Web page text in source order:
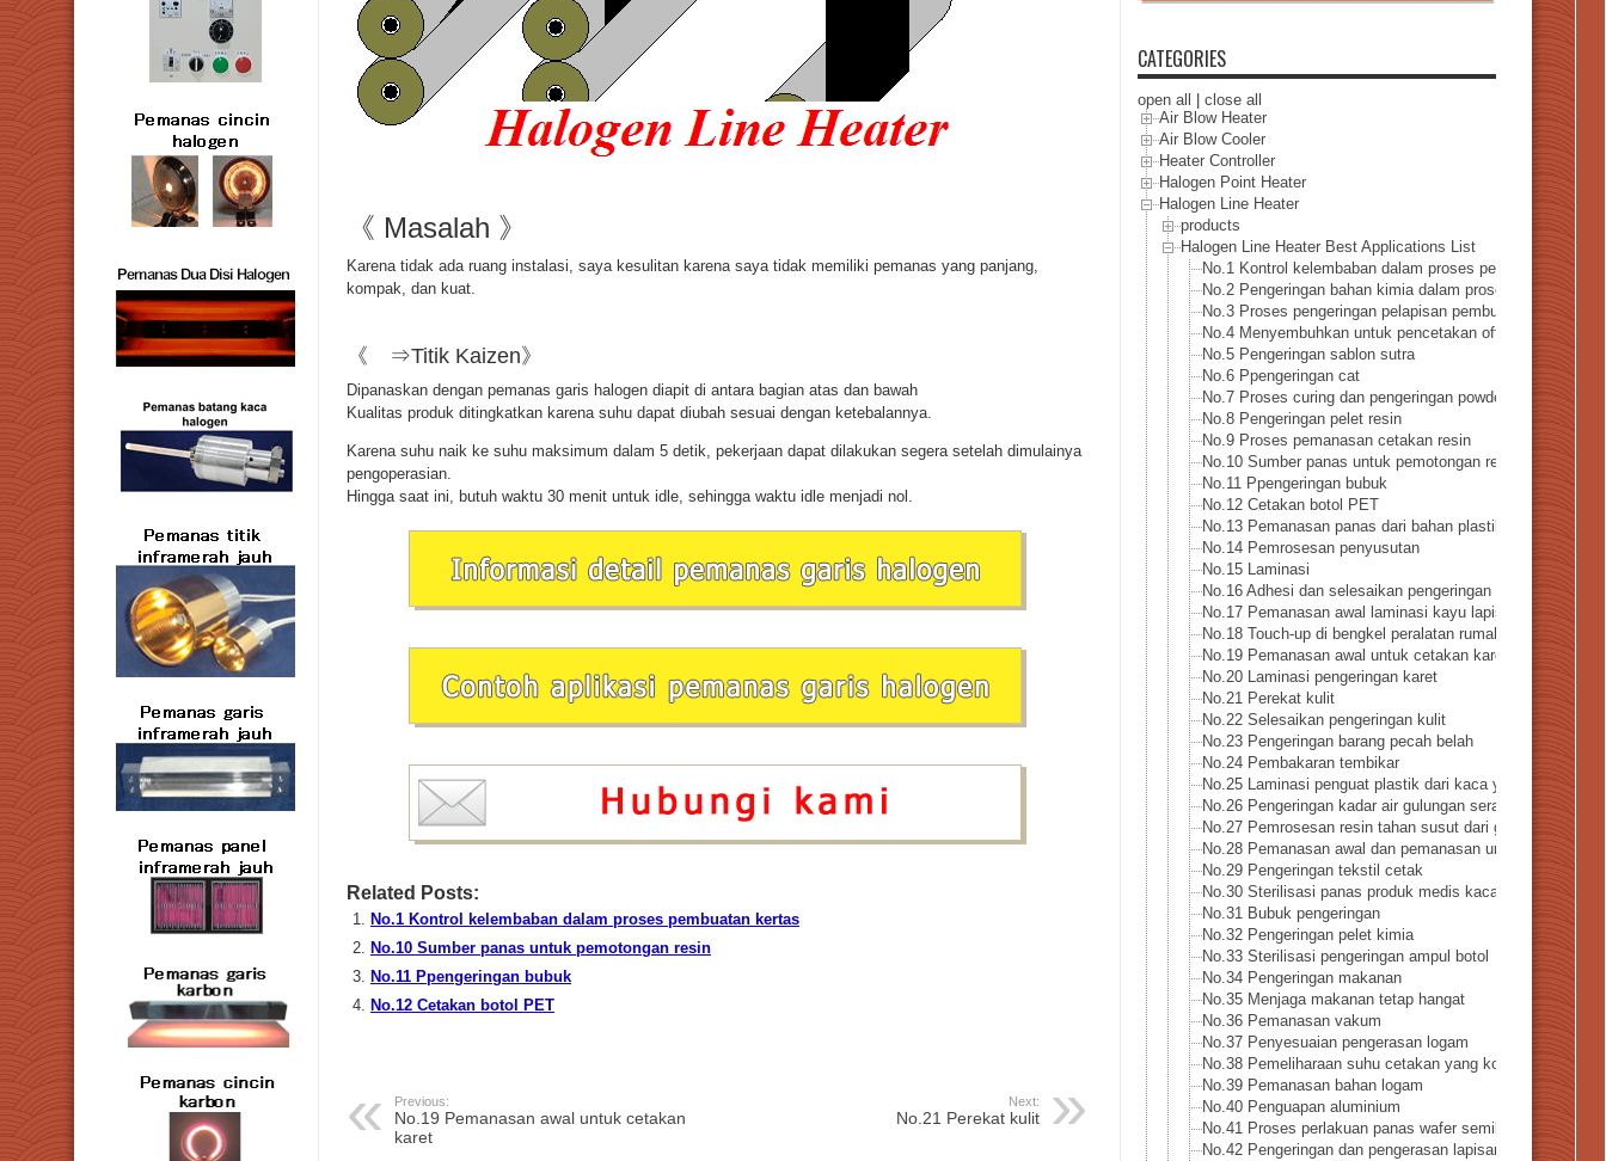
《 Masalah 》
Karena tidak ada ruang instalasi, saya kesulitan karena saya tidak memiliki pemanas yang panjang,
kompak, dan kuat.
《 ⇒Titik Kaizen》
Dipanaskan dengan pemanas garis halogen diapit di antara bagian atas dan bawah
Kualitas produk ditingkatkan karena suhu dapat diubah sesuai dengan ketebalannya.
Karena suhu naik ke suhu maksimum dalam 5 detik, pekerjaan dapat dilakukan segera setelah dimulainya
pengoperasian.
Hingga saat ini, butuh waktu 30 menit untuk idle, sehingga waktu idle menjadi nol.
Related Posts:
No.1 Kontrol kelembaban dalam proses pembuatan kertas
No.10 Sumber panas untuk pemotongan resin
No.11 Ppengeringan bubuk
No.12 Cetakan botol PET
Previous:
No.19 Pemanasan awal untuk cetakan
karet
Next:
No.21 Perekat kulit
CATEGORIES
open all
close all
Air Blow Heater
Air Blow Cooler
Heater Controller
Halogen Point Heater
Halogen Line Heater
products
Halogen Line Heater Best Applications List
No.1 Kontrol kelembaban dalam proses pembuatan kertas
No.2 Pengeringan bahan kimia dalam proses pembuatan
No.3 Proses pengeringan pelapisan pembuatan kertas
No.4 Menyembuhkan untuk pencetakan offset dan gravure
No.5 Pengeringan sablon sutra
No.6 Ppengeringan cat
No.7 Proses curing dan pengeringan powder coating
No.8 Pengeringan pelet resin
No.9 Proses pemanasan cetakan resin
No.10 Sumber panas untuk pemotongan resin
No.11 Ppengeringan bubuk
No.12 Cetakan botol PET
No.13 Pemanasan panas dari bahan plastik
No.14 Pemrosesan penyusutan
No.15 Laminasi
No.16 Adhesi dan selesaikan pengeringan kayu lapis
No.17 Pemanasan awal laminasi kayu lapis
No.18 Touch-up di bengkel peralatan rumah tangga
No.19 Pemanasan awal untuk cetakan karet
No.20 Laminasi pengeringan karet
No.21 Perekat kulit
No.22 Selesaikan pengeringan kulit
No.23 Pengeringan barang pecah belah
No.24 Pembakaran tembikar
No.25 Laminasi penguat plastik dari kaca yang dikeraskan
No.26 Pengeringan kadar air gulungan serat
No.27 Pemrosesan resin tahan susut dari gulungan serat
No.28 Pemanasan awal dan pemanasan untuk
No.29 Pengeringan tekstil cetak
No.30 Sterilisasi panas produk medis kaca
No.31 Bubuk pengeringan
No.32 Pengeringan pelet kimia
No.33 Sterilisasi pengeringan ampul botol
No.34 Pengeringan makanan
No.35 Menjaga makanan tetap hangat
No.36 Pemanasan vakum
No.37 Penyesuaian pengerasan logam
No.38 Pemeliharaan suhu cetakan yang konstan
No.39 Pemanasan bahan logam
No.40 Penguapan aluminium
No.41 Proses perlakuan panas wafer semikonduktor
No.42 Pengeringan dan pengerasan lapisan kawat